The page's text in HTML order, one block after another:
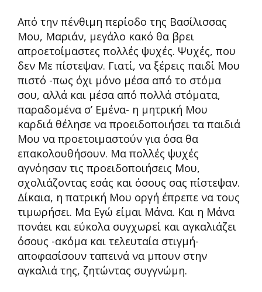
Από την πένθιμη περίοδο της Βασίλισσας
Μου, Μαριάν, μεγάλο κακό θα βρει
απροετοίμαστες πολλές ψυχές. Ψυχές, που
δεν Με πίστεψαν. Γιατί, να ξέρεις παιδί Μου
πιστό -πως όχι μόνο μέσα από το στόμα
σου, αλλά και μέσα από πολλά στόματα,
παραδομένα σ’ Εμένα- η μητρική Μου
καρδιά θέλησε να προειδοποιήσει τα παιδιά
Μου να προετοιμαστούν για όσα θα
επακολουθήσουν. Μα πολλές ψυχές
αγνόησαν τις προειδοποιήσεις Μου,
σχολιάζοντας εσάς και όσους σας πίστεψαν.
Δίκαια, η πατρική Μου οργή έπρεπε να τους
τιμωρήσει. Μα Εγώ είμαι Μάνα. Και η Μάνα
πονάει και εύκολα συγχωρεί και αγκαλιάζει
όσους -ακόμα και τελευταία στιγμή-
αποφασίσουν ταπεινά να μπουν στην
αγκαλιά της, ζητώντας συγγνώμη.